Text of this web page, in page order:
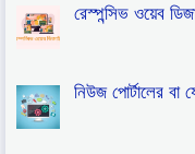
রেস্পন্সিভ ওয়েব
নিউজ পোর্টালের